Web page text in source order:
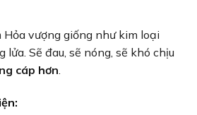
vượng giống như kim loại
lửa. Sẽ đau, sẽ nóng, sẽ khó chịu
cáp hơn